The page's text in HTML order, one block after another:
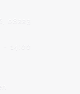
08223
14:00